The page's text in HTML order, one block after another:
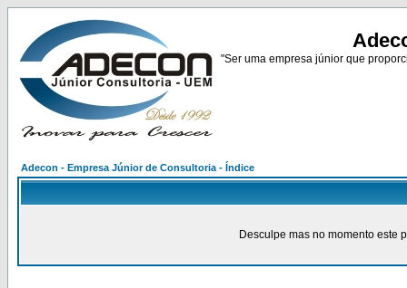
"Ser uma empresa júnior que
Adecon - Empresa Júnior de Consultoria - Índice
Desculpe mas no momento este